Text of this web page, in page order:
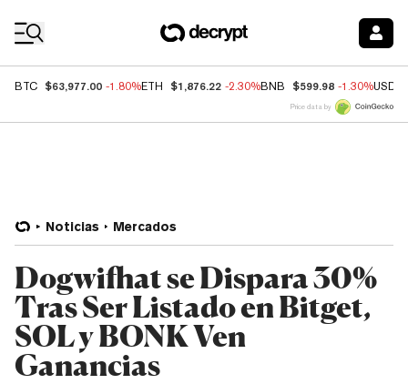
BTC $63,977.00 -1.80%ETH $1,876.22 -2.30%BNB $599.98 -1.30%USDC
Price data by
Noticias Mercados
Dogwifhat se Dispara 30%
Tras Ser Listado en Bitget,
SOL y BONK Ven
Ganancias